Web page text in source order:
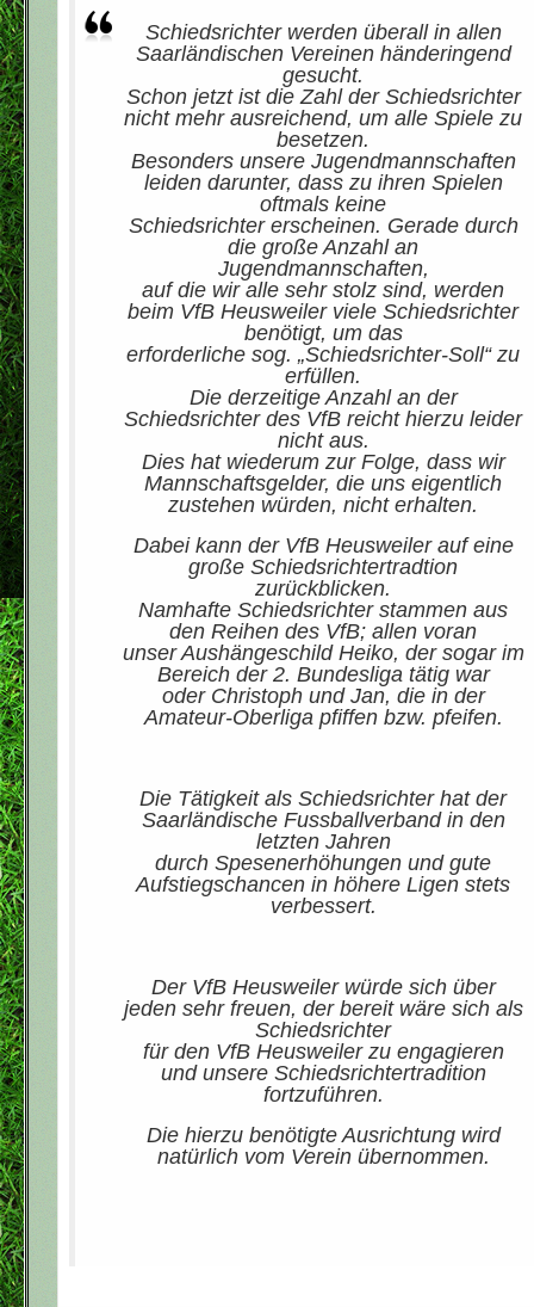
Schiedsrichter werden überall in allen
Saarländischen Vereinen händeringend
gesucht.
Schon jetzt ist die Zahl der Schiedsrichter
nicht mehr ausreichend, um alle Spiele zu
besetzen.
Besonders unsere Jugendmannschaften
leiden darunter, dass zu ihren Spielen
oftmals keine
Schiedsrichter erscheinen. Gerade durch
die große Anzahl an
Jugendmannschaften,
auf die wir alle sehr stolz sind, werden
beim VfB Heusweiler viele Schiedsrichter
benötigt, um das
erforderliche sog. „Schiedsrichter-Soll“ zu
erfüllen.
Die derzeitige Anzahl an der
Schiedsrichter des VfB reicht hierzu leider
nicht aus.
Dies hat wiederum zur Folge, dass wir
Mannschaftsgelder, die uns eigentlich
zustehen würden, nicht erhalten.
Dabei kann der VfB Heusweiler auf eine
große Schiedsrichtertradtion
zurückblicken.
Namhafte Schiedsrichter stammen aus
den Reihen des VfB; allen voran
unser Aushängeschild Heiko, der sogar im
Bereich der 2. Bundesliga tätig war
oder Christoph und Jan, die in der
Amateur-Oberliga pfiffen bzw. pfeifen.
Die Tätigkeit als Schiedsrichter hat der
Saarländische Fussballverband in den
letzten Jahren
durch Spesenerhöhungen und gute
Aufstiegschancen in höhere Ligen stets
verbessert.
Der VfB Heusweiler würde sich über
jeden sehr freuen, der bereit wäre sich als
Schiedsrichter
für den VfB Heusweiler zu engagieren
und unsere Schiedsrichtertradition
fortzuführen.
Die hierzu benötigte Ausrichtung wird
natürlich vom Verein übernommen.